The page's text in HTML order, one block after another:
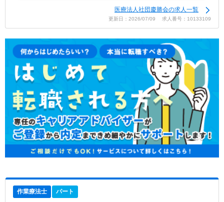
医療法人社団慶勝会の求人一覧
更新日：2026/07/09 求人番号：10133109
作業療法士 パート